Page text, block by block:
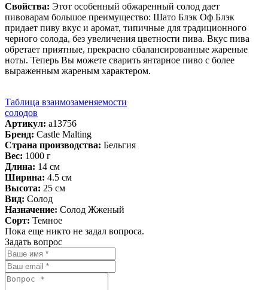
Свойства: Этот особенный обжаренный солод дает
пивоварам большое преимущество: Шато Блэк Оф Блэк
придает пиву вкус и аромат, типичные для традиционного
черного солода, без увеличения цветности пива. Вкус пива
обретает приятные, прекрасно сбалансированные жареные
ноты. Теперь Вы можете сварить янтарное пиво с более
выраженным жареным характером.
Таблица взаимозаменяемости
солодов
Артикул: a13756
Бренд: Castle Malting
Страна производства: Бельгия
Вес: 1000 г
Длина: 14 см
Ширина: 4.5 см
Высота: 25 см
Вид: Солод
Назначение: Солод Жженый
Сорт: Темное
Пока еще никто не задал вопроса.
Задать вопрос